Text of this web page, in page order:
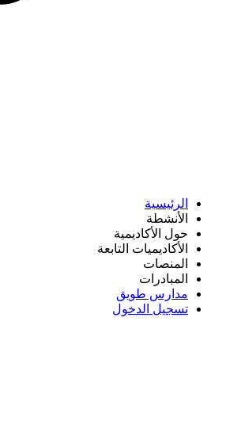
الرئيسية
الأنشطة
حول الأكاديمية
الأكاديميات التابعة
المنصات
المبادرات
مدارس طويق
تسجيل الدخول